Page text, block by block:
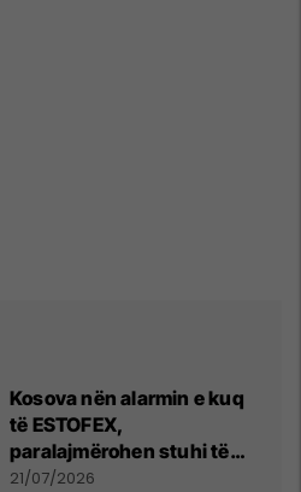
Kosova nën alarmin e kuq
të ESTOFEX,
paralajmërohen stuhi të
fuqishme me breshër dhe
21/07/2026